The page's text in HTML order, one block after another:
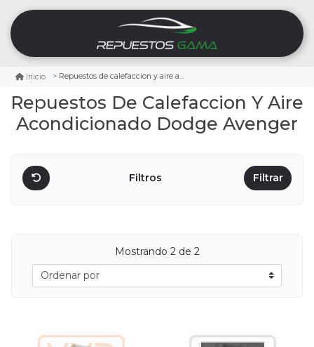
Inicio Repuestos de calefaccion y aire acondicionado dodge avenger
Repuestos De Calefaccion Y Aire
Acondicionado Dodge Avenger
Filtros Filtrar
Mostrando 2 de 2